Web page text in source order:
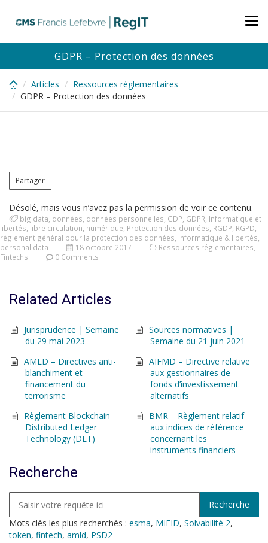
content
GDPR – Protection des données
Articles
Ressources réglementaires
GDPR – Protection des données
Partager
Désolé, mais vous n’avez pas la permission de voir ce contenu.
big data données données personnelles GDP GDPR Informatique et
libertés libre circulation numérique Protection des données RGDP RGPD
réglement général pour la protection des données informatique & libertés
personal data
18 octobre 2017 Ressources réglementaires
Fintechs
0 Comments
Related Articles
Jurisprudence | Semaine
du 29 mai 2023
Sources normatives |
Semaine du 21 juin 2021
AMLD – Directives anti-
blanchiment et
financement du
terrorisme
AIFMD – Directive relative
aux gestionnaires de
fonds d’investissement
alternatifs
Règlement Blockchain –
Distributed Ledger
Technology (DLT)
BMR – Règlement relatif
aux indices de référence
concernant les
instruments financiers
Recherche
Mots clés les plus recherchés : esma, MIFID, Solvabilité 2,
token, fintech, amld, PSD2